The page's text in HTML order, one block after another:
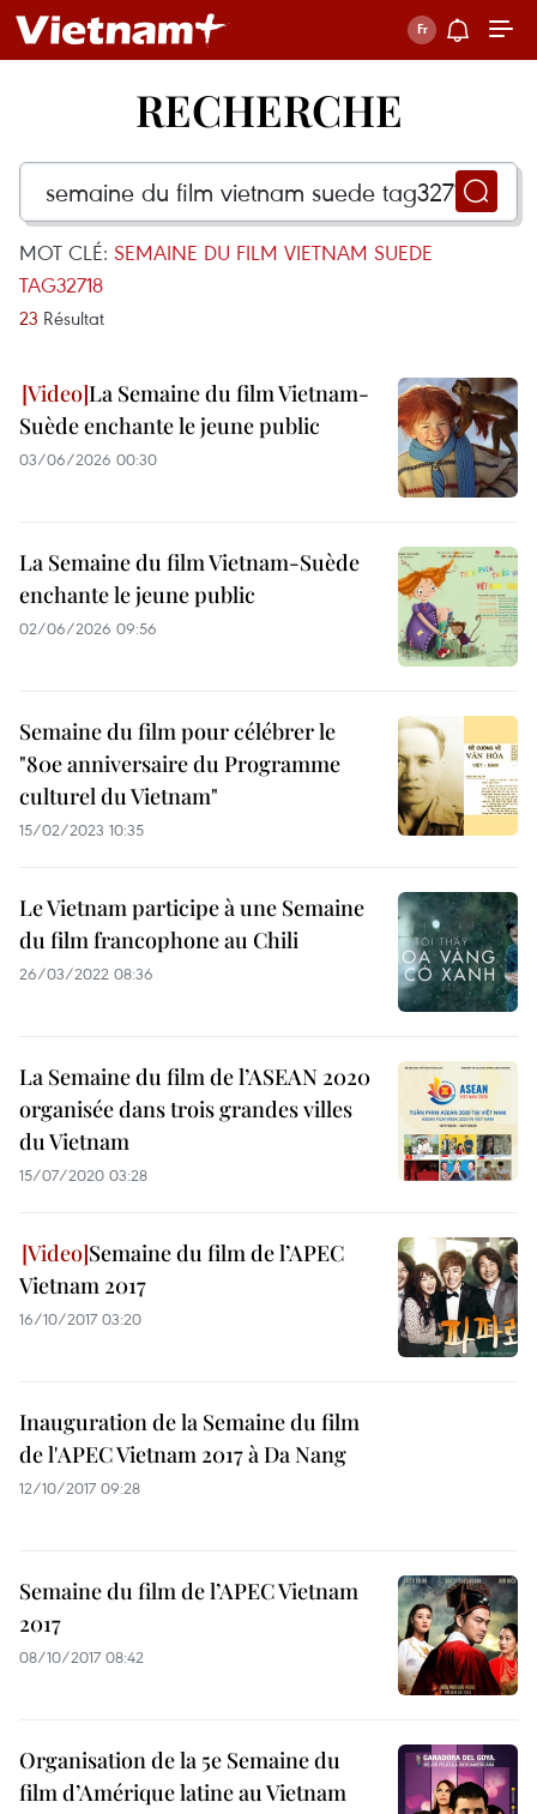
RECHERCHE
MOT CLÉ: SEMAINE DU FILM VIETNAM SUEDE
TAG32718
23 Résultat
La Semaine du film Vietnam-
Suède enchante le jeune public
03/06/2026 00:30
La Semaine du film Vietnam-Suède
enchante le jeune public
02/06/2026 09:56
Semaine du film pour célébrer le
"80e anniversaire du Programme
culturel du Vietnam"
15/02/2023 10:35
Le Vietnam participe à une Semaine
du film francophone au Chili
26/03/2022 08:36
La Semaine du film de l’ASEAN 2020
organisée dans trois grandes villes
du Vietnam
15/07/2020 03:28
Semaine du film de l’APEC
Vietnam 2017
16/10/2017 03:20
Inauguration de la Semaine du film
de l'APEC Vietnam 2017 à Da Nang
12/10/2017 09:28
Semaine du film de l’APEC Vietnam
2017
08/10/2017 08:42
Organisation de la 5e Semaine du
film d’Amérique latine au Vietnam